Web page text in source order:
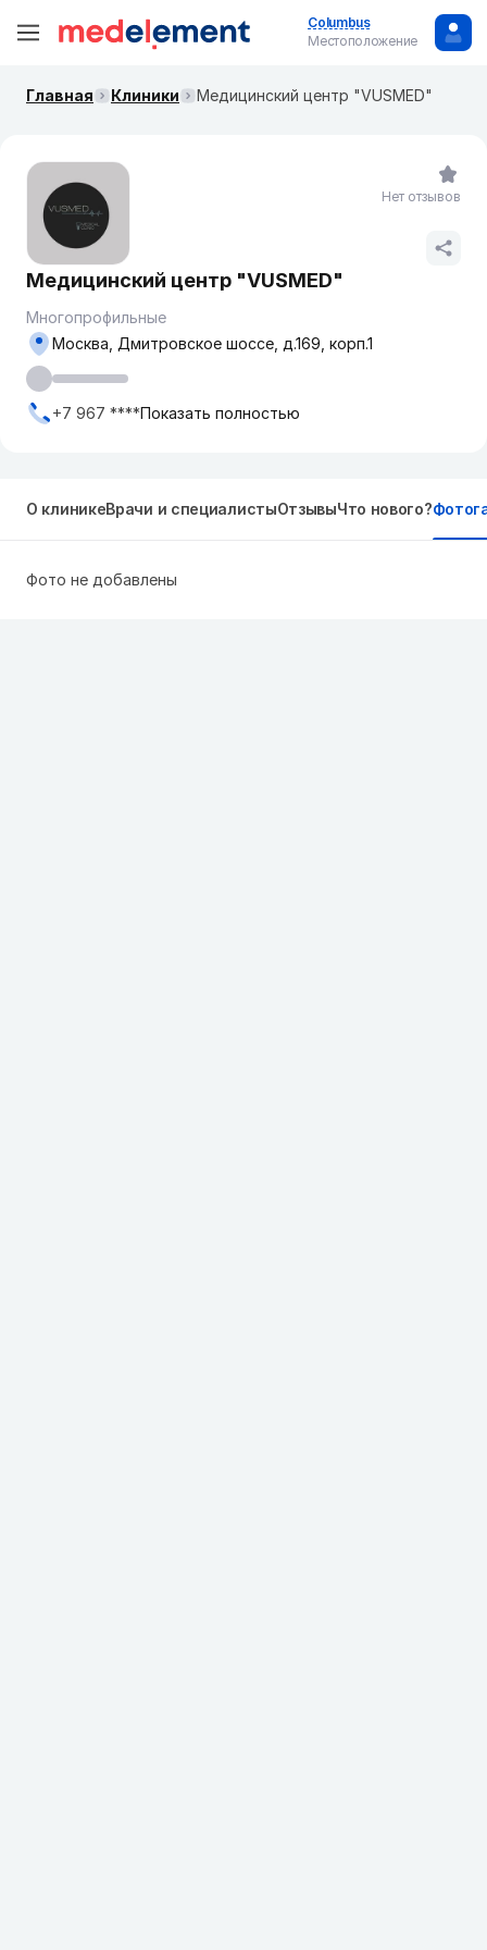
Columbus
Местоположение
Главная Клиники ​Медицинский центр "VUSMED"
​Медицинский центр "VUSMED"
Многопрофильные
Москва, ​Дмитровское шоссе, д.169, корп.1
+7 967 ****Показать полностью
Нет отзывов
О клиникеВрачи и специалистыОтзывыЧто нового?
Фото не добавлены